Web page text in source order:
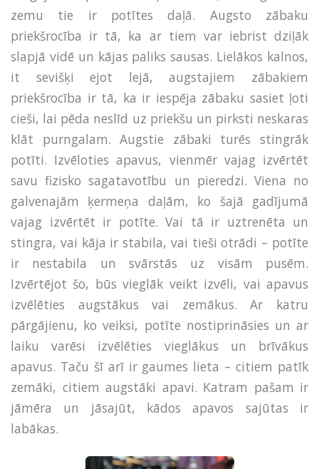
zemu tie ir potītes daļā. Augsto zābaku
priekšrocība ir tā, ka ar tiem var iebrist dziļāk
slapjā vidē un kājas paliks sausas. Lielākos kalnos,
it sevišķi ejot lejā, augstajiem zābakiem
priekšrocība ir tā, ka ir iespēja zābaku sasiet ļoti
cieši, lai pēda neslīd uz priekšu un pirksti neskaras
klāt purngalam. Augstie zābaki turēs stingrāk
potīti. Izvēloties apavus, vienmēr vajag izvērtēt
savu fizisko sagatavotību un pieredzi. Viena no
galvenajām ķermeņa daļām, ko šajā gadījumā
vajag izvērtēt ir potīte. Vai tā ir uztrenēta un
stingra, vai kāja ir stabila, vai tieši otrādi – potīte
ir nestabila un svārstās uz visām pusēm.
Izvērtējot šo, būs vieglāk veikt izvēli, vai apavus
izvēlēties augstākus vai zemākus. Ar katru
pārgājienu, ko veiksi, potīte nostiprināsies un ar
laiku varēsi izvēlēties vieglākus un brīvākus
apavus. Taču šī arī ir gaumes lieta – citiem patīk
zemāki, citiem augstāki apavi. Katram pašam ir
jāmēra un jāsajūt, kādos apavos sajūtas ir
labākas.